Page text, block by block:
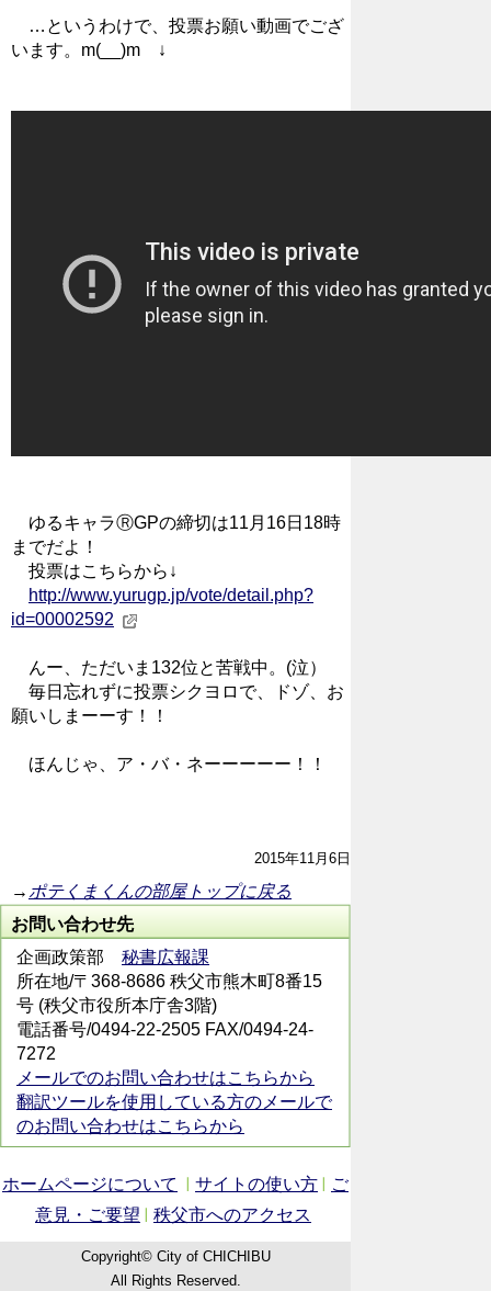
…というわけで、投票お願い動画でござ
います。m(__)m ↓
ゆるキャラⓇGPの締切は11月16日18時
までだよ！
投票はこちらから↓
http://www.yurugp.jp/vote/detail.php?
id=00002592
んー、ただいま132位と苦戦中。(泣）
毎日忘れずに投票シクヨロで、ドゾ、お
願いしまーーす！！
ほんじゃ、ア・バ・ネーーーーー！！
2015年11月6日
→ ポテくまくんの部屋トップに戻る
お問い合わせ先
企画政策部 秘書広報課
所在地/〒368-8686 秩父市熊木町8番15
号 (秩父市役所本庁舎3階)
電話番号/0494-22-2505 FAX/0494-24-
7272
メールでのお問い合わせはこちらから
翻訳ツールを使用している方のメールで
のお問い合わせはこちらから
ホームページについて サイトの使い方
ご
意見・ご要望
秩父市へのアクセス
Copyright© City of CHICHIBU
All Rights Reserved.